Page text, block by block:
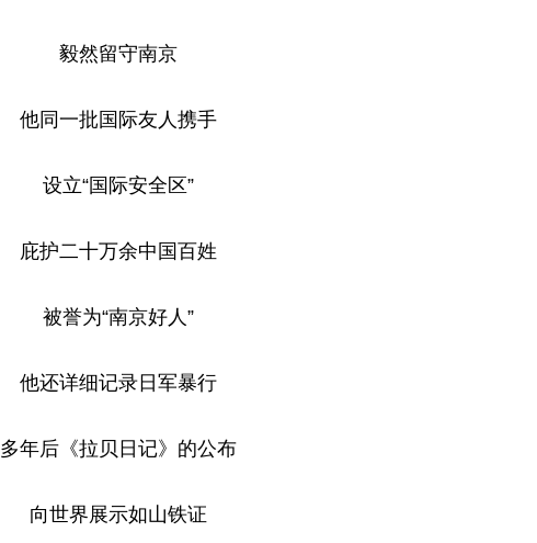
毅然留守南京
他同一批国际友人携手
设立“国际安全区”
庇护二十万余中国百姓
被誉为“南京好人”
他还详细记录日军暴行
多年后《拉贝日记》的公布
向世界展示如山铁证